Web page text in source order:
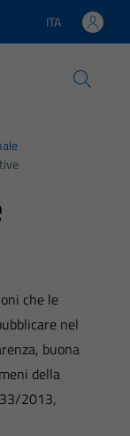
Lingua attiva:
ITA
che le
nel
buona
della
2013,